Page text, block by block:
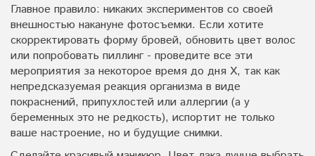
Главное правило: никаких экспериментов со своей
внешностью накануне фотосъемки. Если хотите
скорректировать форму бровей, обновить цвет волос
или попробовать пиллинг - проведите все эти
мероприятия за некоторое время до дня Х, так как
непредсказуемая реакция организма в виде
покраснений, припухлостей или аллергии (а у
беременных это не редкость), испортит не только
ваше настроение, но и будущие снимки.